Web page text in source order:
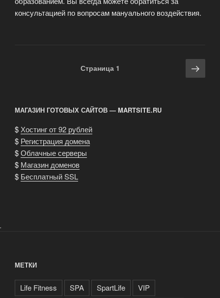
консультацией по вопросам мануального воздействия.
Страница 1
МАГАЗИН ГОТОВЫХ САЙТОВ — MARTSITE.RU
$ Хостинг от 92 рублей
$ Регистрация домена
$Облачные серверы
$ Магазин доменов
$ Бесплатный SSL
.
МЕТКИ
Life Fitness SPA SpartLife
VIP